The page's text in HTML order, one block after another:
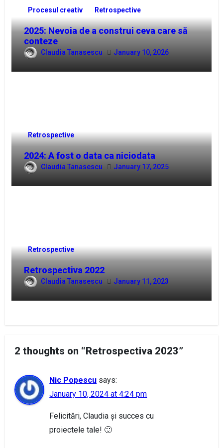
Procesul creativ Retrospective
2025: Nevoia de a construi ceva care să
conteze
Claudia Tanasescu January 10, 2026
Retrospective
2024: A fost o data ca niciodata
Claudia Tanasescu January 17, 2025
Retrospective
Retrospectiva 2022
Claudia Tanasescu January 11, 2023
2 thoughts on “Retrospectiva 2023”
Nic Popescu says:
January 10, 2024 at 4:24 pm
Felicitări, Claudia și succes cu
proiectele tale! 🙂